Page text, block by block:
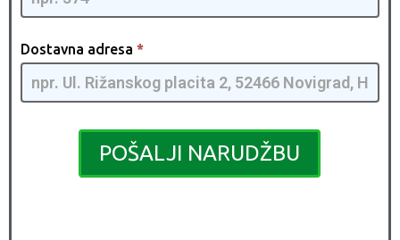
Dostavna adresa *
POŠALJI NARUDŽBU